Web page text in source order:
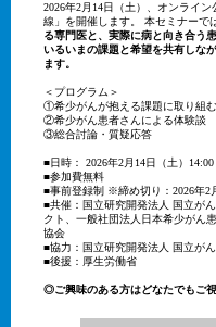
2026年2月14日（土）、オンライ
線」を開催します。 本セミナーで
る専門医と、実際に病と向き合う
いるいまの課題と希望を共有しな
ます。
＜プログラム＞
①希少がんが抱える課題に取り組む
②希少がん患者さんによる体験談
③総合討論・質疑応答
■日時： 2026年2月14日（土）14:00
■参加費無料
■事前登録制 ※締め切り：2026年2
■共催：国立研究開発法人 国立が
クト、一般社団法人日本希少がん
協会
■協力：国立研究開発法人 国立が
■後援：厚生労働省
◎ご興味のある方はどなたでもご